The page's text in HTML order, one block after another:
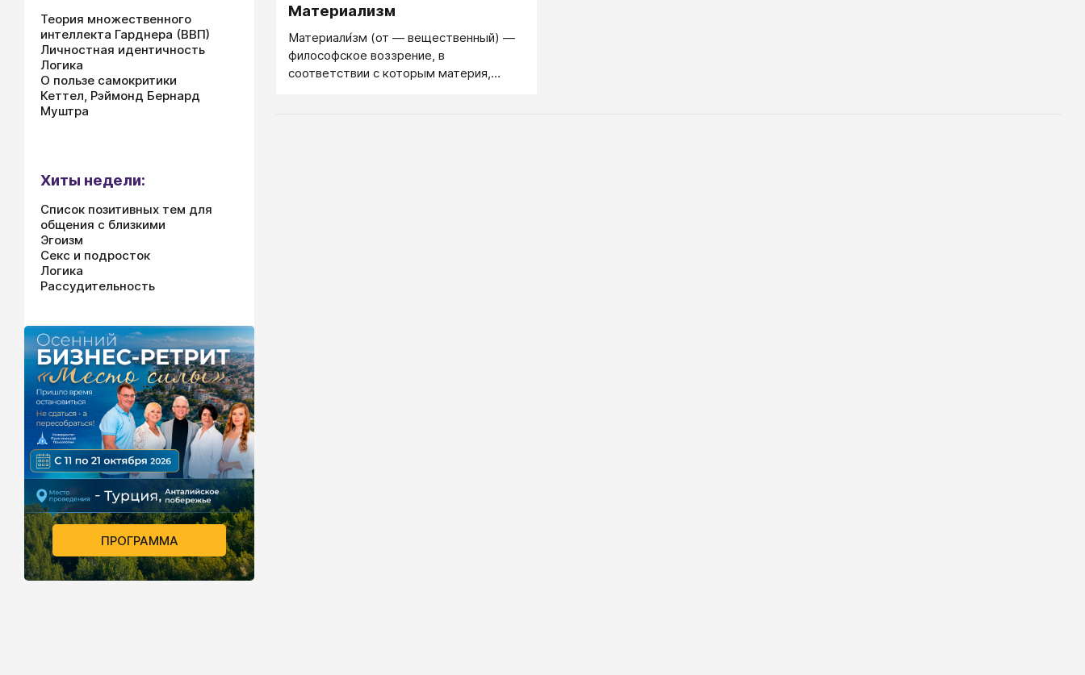
Материализм
Материали́зм (от — вещественный) —
философское воззрение, в
соответствии с которым материя,
Теория множественного
интеллекта Гарднера (ВВП)
Личностная идентичность
Логика
О пользе самокритики
Кеттел, Рэймонд Бернард
Муштра
Хиты недели:
Список позитивных тем для
общения с близкими
Эгоизм
Секс и подросток
Логика
Рассудительность
ПРОГРАММА